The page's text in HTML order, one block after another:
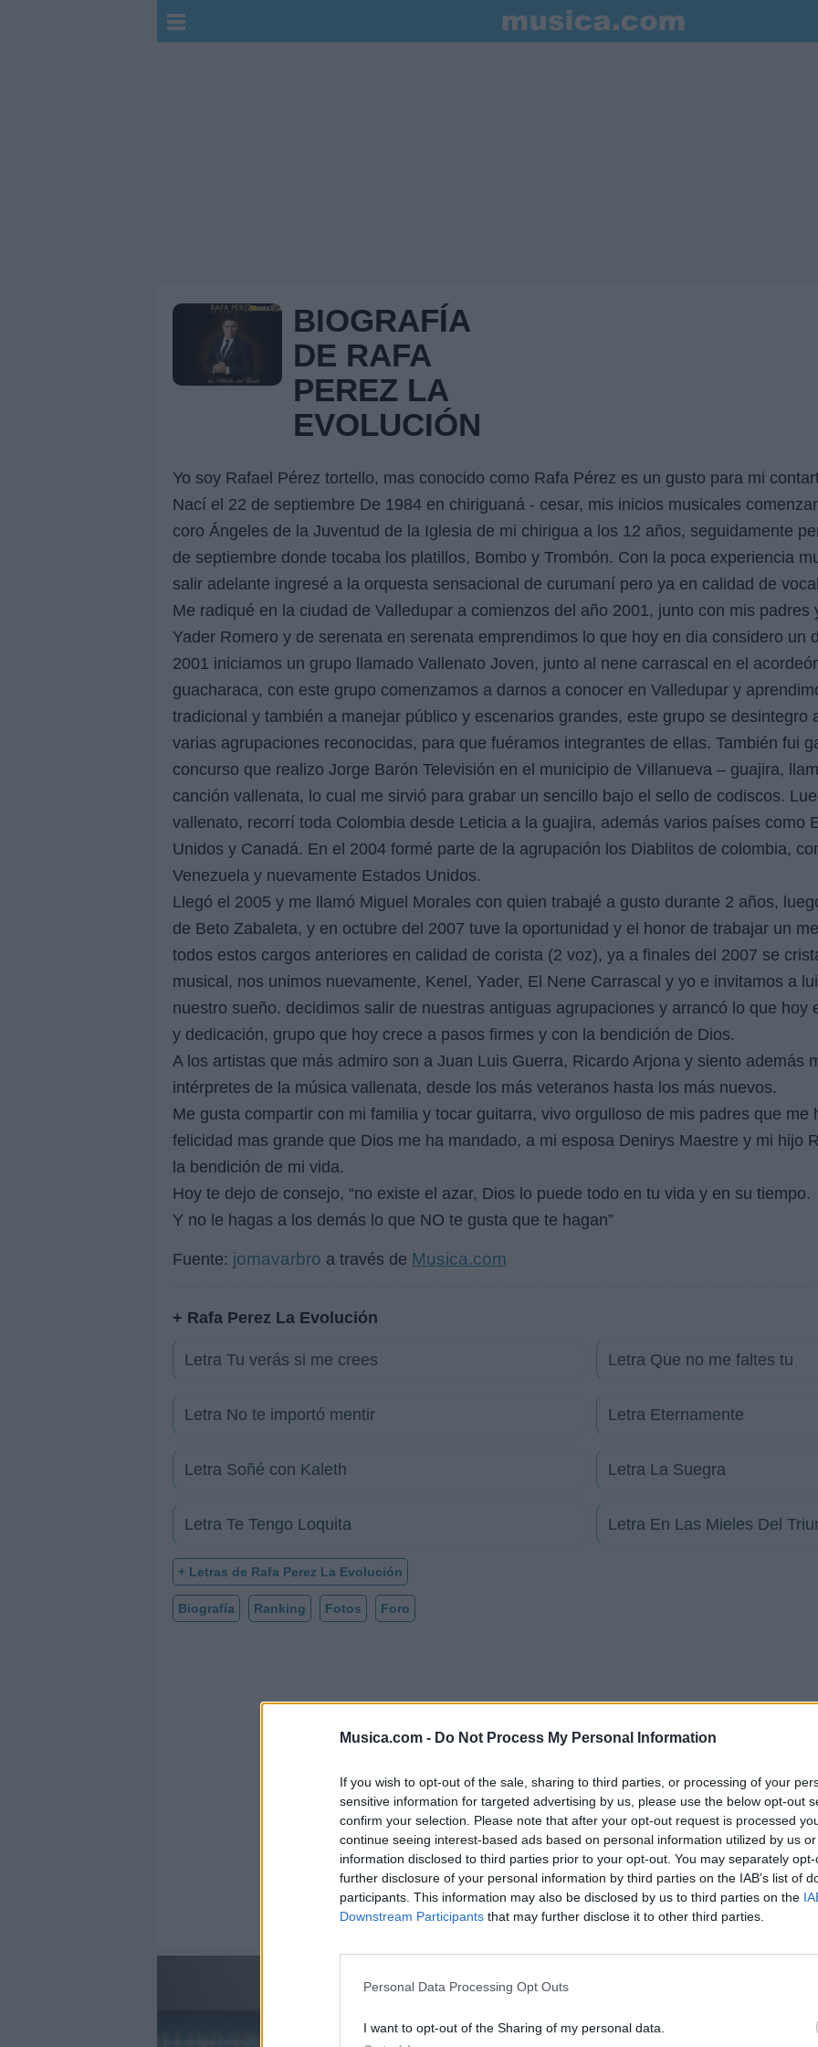
Musica.com - Do Not Process My Personal Information
If you wish to opt-out of the sale, sharing to third parties, or processing of your
sensitive information for targeted advertising by us, please use the below opt-out
confirm your selection. Please note that after your opt-out request is processed
continue seeing interest-based ads based on personal information utilized by us
information disclosed to third parties prior to your opt-out. You may separately
further disclosure of your personal information by third parties on the IAB’s list of
participants. This information may also be disclosed by us to third parties on the
Downstream Participants that may further disclose it to other third parties.
Personal Data Processing Opt Outs
I want to opt-out of the Sharing of my personal data.
BIOGRAFÍA
DE RAFA
PEREZ LA
EVOLUCIÓN
Yo soy Rafael Pérez tortello, mas conocido como Rafa Pérez es un gusto para mi
Nací el 22 de septiembre De 1984 en chiriguaná - cesar, mis inicios musicales
coro Ángeles de la Juventud de la Iglesia de mi chirigua a los 12 años, seguidamente
de septiembre donde tocaba los platillos, Bombo y Trombón. Con la poca experiencia
salir adelante ingresé a la orquesta sensacional de curumaní pero ya en calidad de
Me radiqué en la ciudad de Valledupar a comienzos del año 2001, junto con mis
Yader Romero y de serenata en serenata emprendimos lo que hoy en dia considero un
2001 iniciamos un grupo llamado Vallenato Joven, junto al nene carrascal en el
guacharaca, con este grupo comenzamos a darnos a conocer en Valledupar y
tradicional y también a manejar público y escenarios grandes, este grupo se desintegro
varias agrupaciones reconocidas, para que fuéramos integrantes de ellas. También fui
concurso que realizo Jorge Barón Televisión en el municipio de Villanueva – guajira,
canción vallenata, lo cual me sirvió para grabar un sencillo bajo el sello de codiscos.
vallenato, recorrí toda Colombia desde Leticia a la guajira, además varios países como
Unidos y Canadá. En el 2004 formé parte de la agrupación los Diablitos de colombia,
Venezuela y nuevamente Estados Unidos.
Llegó el 2005 y me llamó Miguel Morales con quien trabajé a gusto durante 2 años,
de Beto Zabaleta, y en octubre del 2007 tuve la oportunidad y el honor de trabajar un
todos estos cargos anteriores en calidad de corista (2 voz), ya a finales del 2007 se
musical, nos unimos nuevamente, Kenel, Yader, El Nene Carrascal y yo e invitamos a
nuestro sueño. decidimos salir de nuestras antiguas agrupaciones y arrancó lo que hoy
y dedicación, grupo que hoy crece a pasos firmes y con la bendición de Dios.
A los artistas que más admiro son a Juan Luis Guerra, Ricardo Arjona y siento además
intérpretes de la música vallenata, desde los más veteranos hasta los más nuevos.
Me gusta compartir con mi familia y tocar guitarra, vivo orgulloso de mis padres que me
felicidad mas grande que Dios me ha mandado, a mi esposa Denirys Maestre y mi hijo
la bendición de mi vida.
Hoy te dejo de consejo, “no existe el azar, Dios lo puede todo en tu vida y en su tiempo.
Y no le hagas a los demás lo que NO te gusta que te hagan”
Fuente: jomavarbro a través de Musica.com
+ Rafa Perez La Evolución
Letra Tu verás si me crees Letra Que no me faltes tu
Letra No te importó mentir Letra Eternamente
Letra Soñé con Kaleth Letra La Suegra
Letra Te Tengo Loquita Letra En Las Mieles Del
+ Letras de Rafa Perez La Evolución
Biografía Ranking Fotos Foro
@musicapuntocom